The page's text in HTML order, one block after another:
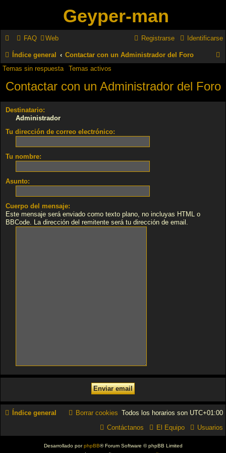
Geyper-man
FAQ Web Identificarse
Registrarse
Índice general Contactar con un Administrador del Foro
Temas sin respuesta Temas activos
Contactar con un Administrador del Foro
Destinatario:
Administrador
Tu dirección de correo electrónico:
Tu nombre:
Asunto:
Cuerpo del mensaje:
Este mensaje será enviado como texto plano, no incluyas HTML o
BBCode. La dirección del remitente será tu dirección de email.
Índice general Todos los horarios son UTC+01:00
Borrar cookies
Usuarios
El Equipo
Contáctanos
Desarrollado porphpBB® Forum Software © phpBB Limited